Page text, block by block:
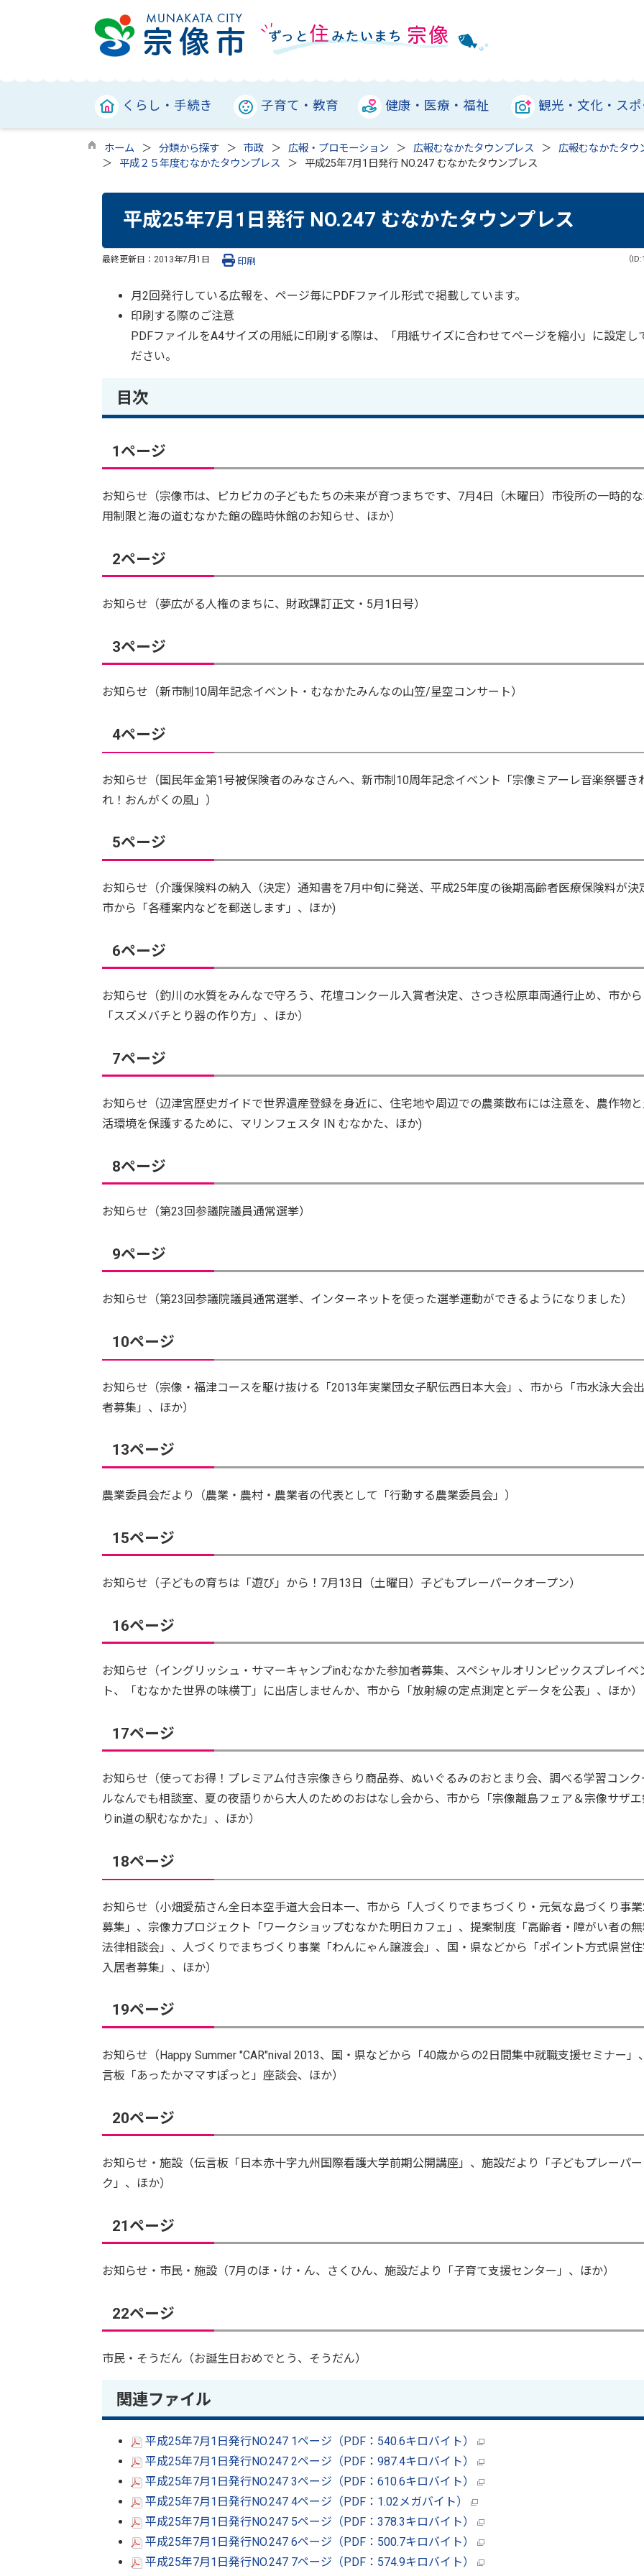
くらし・手続き 子育て・教育 健康・医療・福祉 観光・文化・ス
ホーム 分類から探す 市政 広報・プロモーション 広報むなかたタウンプレス
広報むなかたタウ
平成２５年度むなかたタウンプレス
平成25年7月1日発行 NO.247 むなかたタウンプレス
平成25年7月1日発行 NO.247 むなかたタウンプレス
最終更新日： 2013年7月1日 （
印刷
月2回発行している広報を、ページ毎にPDFファイル形式で掲載しています。
印刷する際のご注意
PDFファイルをA4サイズの用紙に印刷する際は、「用紙サイズに合わせてページを縮小」に設定し
ださい。
目次
1ページ
お知らせ（宗像市は、ピカピカの子どもたちの未来が育つまちです、7月4日（木曜日）市役所の一時的
用制限と海の道むなかた館の臨時休館のお知らせ、ほか）
2ページ
お知らせ（夢広がる人権のまちに、財政課訂正文・5月1日号）
3ページ
お知らせ（新市制10周年記念イベント・むなかたみんなの山笠/星空コンサート）
4ページ
お知らせ（国民年金第1号被保険者のみなさんへ、新市制10周年記念イベント「宗像ミアーレ音楽祭響き
れ！おんがくの風」）
5ページ
お知らせ（介護保険料の納入（決定）通知書を7月中旬に発送、平成25年度の後期高齢者医療保険料が決
市から「各種案内などを郵送します」、ほか)
6ページ
お知らせ（釣川の水質をみんなで守ろう、花壇コンクール入賞者決定、さつき松原車両通行止め、市から
「スズメバチとり器の作り方」、ほか）
7ページ
お知らせ（辺津宮歴史ガイドで世界遺産登録を身近に、住宅地や周辺での農薬散布には注意を、農作物
活環境を保護するために、マリンフェスタ IN むなかた、ほか)
8ページ
お知らせ（第23回参議院議員通常選挙）
9ページ
お知らせ（第23回参議院議員通常選挙、インターネットを使った選挙運動ができるようになりました）
10ページ
お知らせ（宗像・福津コースを駆け抜ける「2013年実業団女子駅伝西日本大会」、市から「市水泳大会
者募集」、ほか）
13ページ
農業委員会だより（農業・農村・農業者の代表として「行動する農業委員会」）
15ページ
お知らせ（子どもの育ちは「遊び」から！7月13日（土曜日）子どもプレーパークオープン）
16ページ
お知らせ（イングリッシュ・サマーキャンプinむなかた参加者募集、スペシャルオリンピックスプレイベ
ト、「むなかた世界の味横丁」に出店しませんか、市から「放射線の定点測定とデータを公表」、ほか）
17ページ
お知らせ（使ってお得！プレミアム付き宗像きらり商品券、ぬいぐるみのおとまり会、調べる学習コンク
ルなんでも相談室、夏の夜語りから大人のためのおはなし会から、市から「宗像離島フェア＆宗像サザ
りin道の駅むなかた」、ほか）
18ページ
お知らせ（小畑愛茄さん全日本空手道大会日本一、市から「人づくりでまちづくり・元気な島づくり事
募集」、宗像力プロジェクト「ワークショップむなかた明日カフェ」、提案制度「高齢者・障がい者の
法律相談会」、人づくりでまちづくり事業「わんにゃん譲渡会」、国・県などから「ポイント方式県営
入居者募集」、ほか）
19ページ
お知らせ（Happy Summer "CAR"nival 2013、国・県などから「40歳からの2日間集中就職支援セミナー」
言板「あったかママすぽっと」座談会、ほか）
20ページ
お知らせ・施設（伝言板「日本赤十字九州国際看護大学前期公開講座」、施設だより「子どもプレーパー
ク」、ほか）
21ページ
お知らせ・市民・施設（7月のほ・け・ん、さくひん、施設だより「子育て支援センター」、ほか）
22ページ
市民・そうだん（お誕生日おめでとう、そうだん）
関連ファイル
平成25年7月1日発行NO.247 1ページ（PDF：540.6キロバイト）
平成25年7月1日発行NO.247 2ページ（PDF：987.4キロバイト）
平成25年7月1日発行NO.247 3ページ（PDF：610.6キロバイト）
平成25年7月1日発行NO.247 4ページ（PDF：1.02メガバイト）
平成25年7月1日発行NO.247 5ページ（PDF：378.3キロバイト）
平成25年7月1日発行NO.247 6ページ（PDF：500.7キロバイト）
平成25年7月1日発行NO.247 7ページ（PDF：574.9キロバイト）